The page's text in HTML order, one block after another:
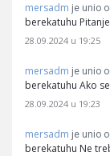
mersadm je unio
berekatuhu
28.09.2024 u 19:25
mersadm je unio
berekatuhu Ako
28.09.2024 u 19:23
mersadm je unio
berekatuhu Ne